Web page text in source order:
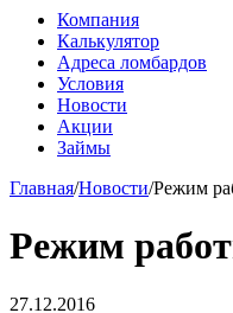
Компания
Калькулятор
Адреса ломбардов
Условия
Новости
Акции
Займы
Главная/Новости/Режим
Режим
27.12.2016